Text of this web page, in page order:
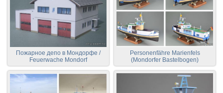
Пожарное депо в Мондорфе /
Feuerwache Mondorf
Personenfähre Marienfels
(Mondorfer Bastelbogen)